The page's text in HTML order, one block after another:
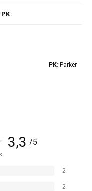
PK
PK: Parker
3,3 /5
2
2